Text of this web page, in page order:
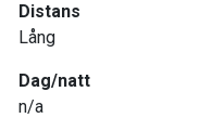
Distans
Lång
Dag/natt
n/a